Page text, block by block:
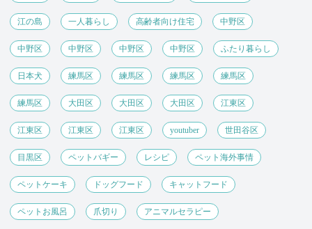
江の島 一人暮らし 高齢者向け住宅 中野区
中野区 中野区 中野区 中野区 ふたり暮らし
日本犬 練馬区 練馬区 練馬区 練馬区
練馬区 大田区 大田区 大田区 江東区
江東区 江東区 江東区 youtuber 世田谷区
目黒区 ペットバギー レシピ ペット海外事情
ペットケーキ ドッグフード キャットフード
ペットお風呂 爪切り アニマルセラピー